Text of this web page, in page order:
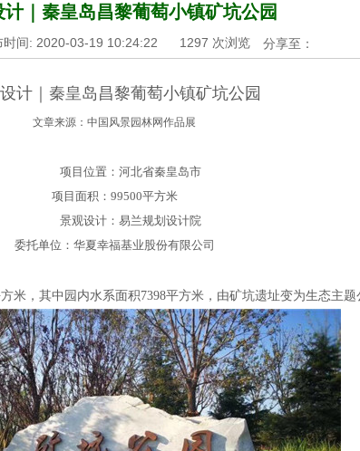
计｜秦皇岛昌黎葡萄小镇矿坑公园
时间: 2020-03-19 10:24:22 1297 次浏览 分享至：
计｜秦皇岛昌黎葡萄小镇矿坑公园
文章来源：中国风景园林网作品展
项目位置：河北省秦皇岛市
项目面积：99500平方米
景观设计：易兰规划设计院
委托单位：华夏幸福基业股份有限公司
，其中园内水系面积7398平方米，由矿坑遗址变为生态主题